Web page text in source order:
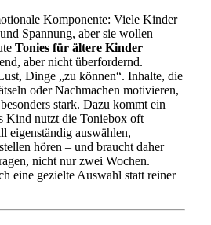
Komponente: Viele Kinder
Spannung, aber sie wollen
Tonies für ältere Kinder
aber nicht überfordernd.
Dinge „zu können“. Inhalte, die
oder Nachmachen motivieren,
stark. Dazu kommt ein
Kind nutzt die Toniebox oft
eigenständig auswählen,
hören – und braucht daher
nicht nur zwei Wochen.
eine gezielte Auswahl statt reiner